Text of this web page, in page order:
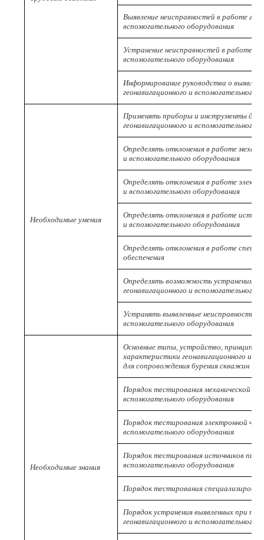
Выявление неисправностей в работе
вспомогательного оборудования
Устранение неисправностей в работе
вспомогательного оборудования
Информирование руководства о
геонавигационного и вспомогательного
Необходимые умения
Применять приборы и инструменты для
геонавигационного и вспомогательного
Определять отклонения в работе
и вспомогательного оборудования
Определять отклонения в работе
и вспомогательного оборудования
Определять отклонения в работе
и вспомогательного оборудования
Определять отклонения в работе
обеспечения
Определять возможность устранения
геонавигационного и вспомогательного
Устранять выявленные неисправности
вспомогательного оборудования
Необходимые знания
Основные типы, устройство, принцип
характеристики геонавигационного и
для сопровождения бурения скважин
Порядок тестирования механической
вспомогательного оборудования
Порядок тестирования электронной
вспомогательного оборудования
Порядок тестирования источников
вспомогательного оборудования
Порядок тестирования
Порядок устранения выявленных при
геонавигационного и вспомогательного